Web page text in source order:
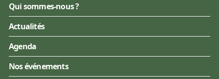
Qui sommes-nous ?
Actualités
Agenda
Nos événements